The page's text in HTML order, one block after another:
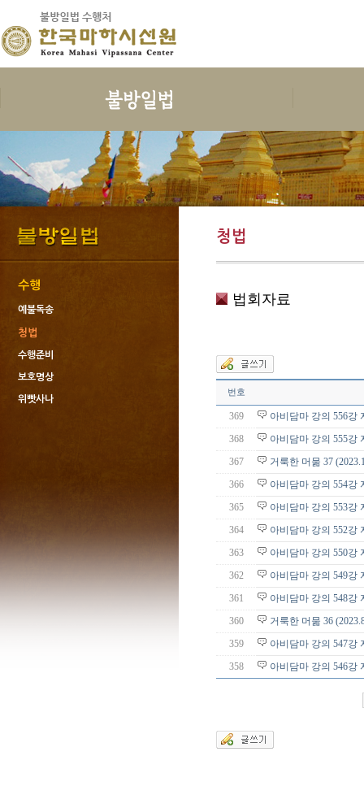
보시의 정의
보시의 이익
보시의 대상
보시의 청정
보시관련법문
지계
삼귀의
삼보공덕
불자예절
수행
예불독송
청법
보호명상
위빳사나
한국마하
인사말
연혁
오시는 길
수행
예불독송
청법
수행준비
보호명상
위빳사나
청법
법회자료
번호
369
아비담마 강의 556강
368
아비담마 강의 555강
367
거룩한 머묾 37
366
아비담마 강의 554강
365
아비담마 강의 553강
364
아비담마 강의 552강
363
아비담마 강의 550강
362
아비담마 강의 549강
361
아비담마 강의 548강
360
거룩한 머묾 36
359
아비담마 강의 547강
358
아비담마 강의 546강